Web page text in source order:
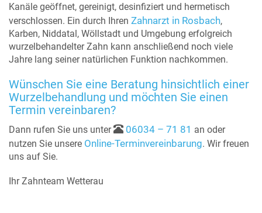
Kanäle geöffnet, gereinigt, desinfiziert und hermetisch
verschlossen. Ein durch Ihren Zahnarzt in Rosbach,
Karben, Niddatal, Wöllstadt und Umgebung erfolgreich
wurzelbehandelter Zahn kann anschließend noch viele
Jahre lang seiner natürlichen Funktion nachkommen.
Wünschen Sie eine Beratung hinsichtlich einer
Wurzelbehandlung und möchten Sie einen
Termin vereinbaren?
Dann rufen Sie uns unter 06034 – 71 81 an oder
nutzen Sie unsere Online-Terminvereinbarung. Wir freuen
uns auf Sie.
Ihr Zahnteam Wetterau